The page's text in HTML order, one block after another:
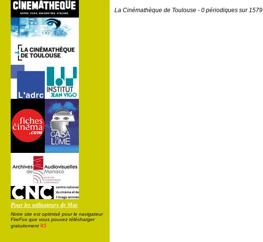
Pour les utilisateurs de Mac
Notre site est optimisé pour le navigateur
FireFox que vous pouvez télécharger
gratuitement ici
La Cinémathèque de Toulouse - 0 périodiques sur 1579